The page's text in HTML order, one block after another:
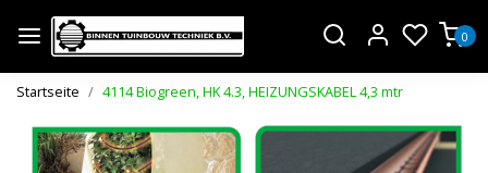
0
Startseite 4114 Biogreen, HK 4.3, HEIZUNGSKABEL 4,3 mtr